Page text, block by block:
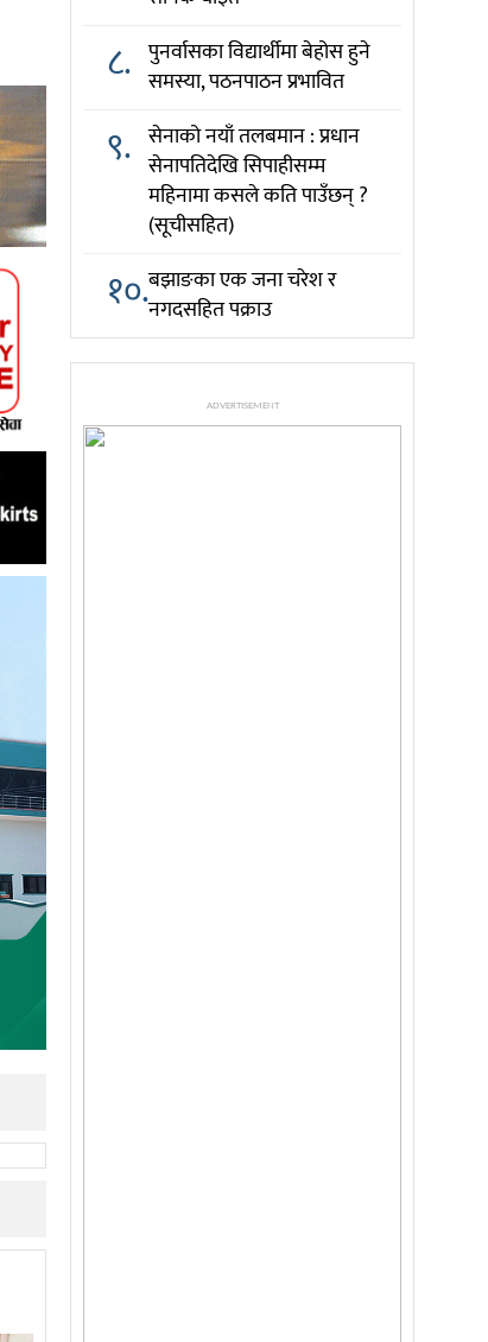
८. पुनर्वासका विद्यार्थीमा बेहोस हुने
समस्या, पठनपाठन प्रभावित
९. सेनाको नयाँ तलबमान : प्रधान
सेनापतिदेखि सिपाहीसम्म
महिनामा कसले कति पाउँछन् ?
(सूचीसहित)
१०.बझाङका एक जना चरेश र
नगदसहित पक्राउ
ADVERTISEMENT